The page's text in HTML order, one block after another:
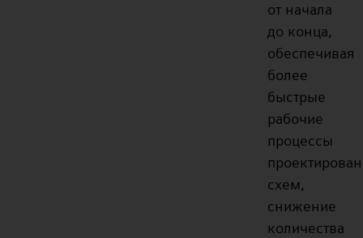
от начала
до конца,
обеспечивая
более
быстрые
рабочие
процессы
схем,
снижение
количества